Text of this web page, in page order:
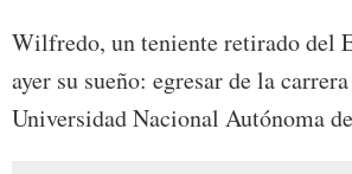
Wilfredo, un teniente retirado del
ayer su sueño: egresar de la
Universidad Nacional Autónoma